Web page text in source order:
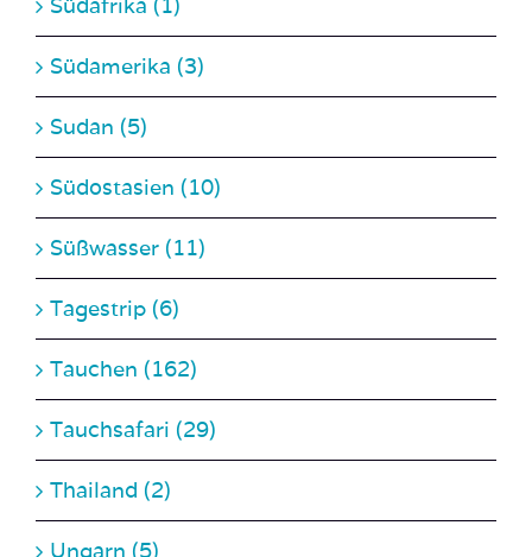
Südamerika (3)
Sudan (5)
Südostasien (10)
Süßwasser (11)
Tagestrip (6)
Tauchen (162)
Tauchsafari (29)
Thailand (2)
Ungarn (5)